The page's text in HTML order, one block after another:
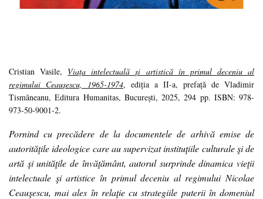
Cristian Vasile, Viața intelectuală și artistică în primul deceniu al
regimului Ceaușescu, 1965-1974, ediția a II-a, prefață de Vladimir
Tismăneanu, Editura Humanitas, București, 2025, 294 pp. ISBN: 978-
973-50-9001-2.
Pornind cu precădere de la documentele de arhivă emise de
autorităţile ideologice care au supervizat instituţiile culturale şi de
artă şi unităţile de învăţământ, autorul surprinde dinamica vieţii
intelectuale şi artistice în primul deceniu al regimului Nicolae
Ceauşescu, mai ales în relaţie cu strategiile puterii în domeniul